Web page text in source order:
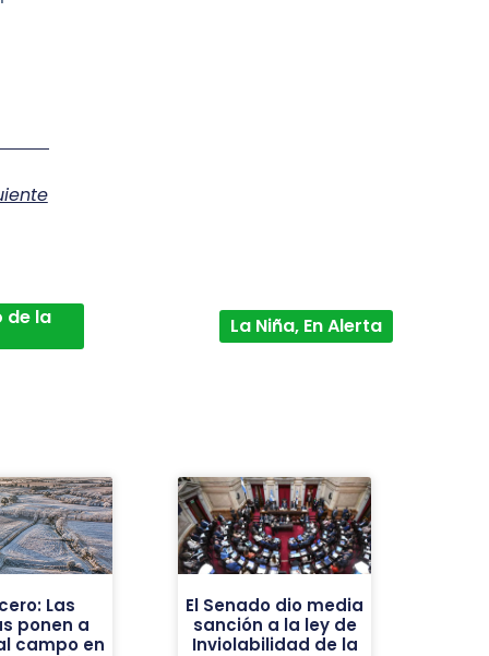
de la La Niña, En Alerta
Las
ponen a
campo en
El Senado dio media
sanción a la ley de
Inviolabilidad de la